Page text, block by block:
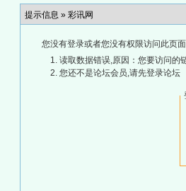
提示信息 » 彩讯网
您没有登录或者您没有权限访问此页
读取数据错误,原因：您要访问的
您还不是论坛会员,请先登录论坛